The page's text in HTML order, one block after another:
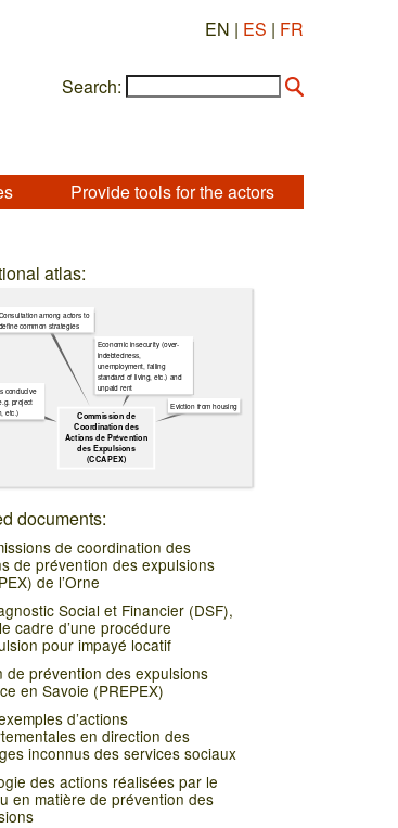
EN | ES | FR
Search:
Provide tools for the actors
atlas:
Commission de
Coordination des
Actions de Prévention
des Expulsions
(CCAPEX)
Eviction from housing
Economic insecurity (over-
indebtedness,
unemployment, falling
standard of living, etc.) and
unpaid rent
Consultation among actors to
define common strategies
conducive
project
etc.)
documents:
de coordination des
de prévention des expulsions
de l’Orne
Social et Financier (DSF),
cadre d’une procédure
pour impayé locatif
de prévention des expulsions
en Savoie (PREPEX)
d’actions
en direction des
inconnus des services sociaux
des actions réalisées par le
en matière de prévention des